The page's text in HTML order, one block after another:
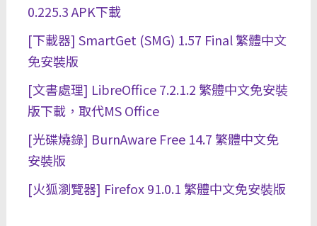
0.225.3 APK下載
[下載器] SmartGet (SMG) 1.57 Final 繁體中文
免安裝版
[文書處理] LibreOffice 7.2.1.2 繁體中文免安裝
版下載，取代MS Office
[光碟燒錄] BurnAware Free 14.7 繁體中文免
安裝版
[火狐瀏覽器] Firefox 91.0.1 繁體中文免安裝版